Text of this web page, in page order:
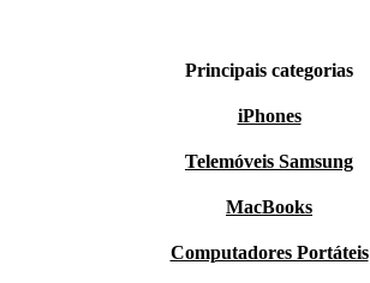
Principais categorias
iPhones
Telemóveis Samsung
MacBooks
Computadores Portáteis